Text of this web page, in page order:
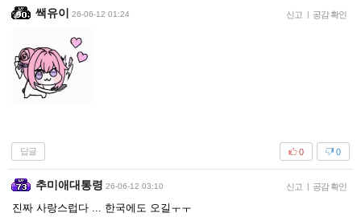
쌕유이 26-06-12 01:24 신고 | 공감 확인
답글 0
0
추미애대통령 26-06-12 03:10 신고 | 공감 확인
진짜 사랑스럽다 ... 한국에도 오길ㅜㅜ